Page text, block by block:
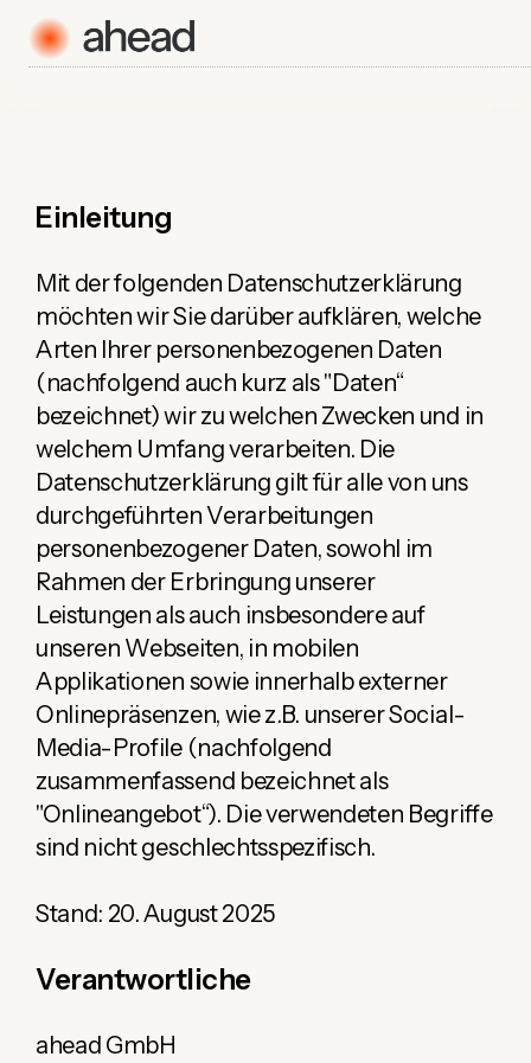
Einleitung
Mit der folgenden Datenschutzerklärung
möchten wir Sie darüber aufklären, welche
Arten Ihrer personenbezogenen Daten
(nachfolgend auch kurz als "Daten“
bezeichnet) wir zu welchen Zwecken und in
welchem Umfang verarbeiten. Die
Datenschutzerklärung gilt für alle von uns
durchgeführten Verarbeitungen
personenbezogener Daten, sowohl im
Rahmen der Erbringung unserer
Leistungen als auch insbesondere auf
unseren Webseiten, in mobilen
Applikationen sowie innerhalb externer
Onlinepräsenzen, wie z.B. unserer Social-
Media-Profile (nachfolgend
zusammenfassend bezeichnet als
"Onlineangebot“). Die verwendeten Begriffe
sind nicht geschlechtsspezifisch.
Stand: 20. August 2025
Verantwortliche
ahead GmbH